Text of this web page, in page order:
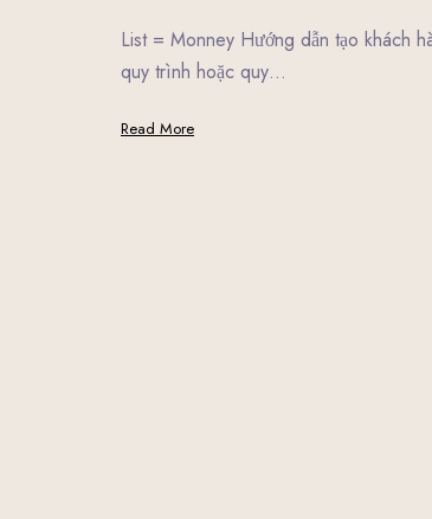
List = Monney Hướng dẫn tạo khách
quy trình hoặc quy…
Read More